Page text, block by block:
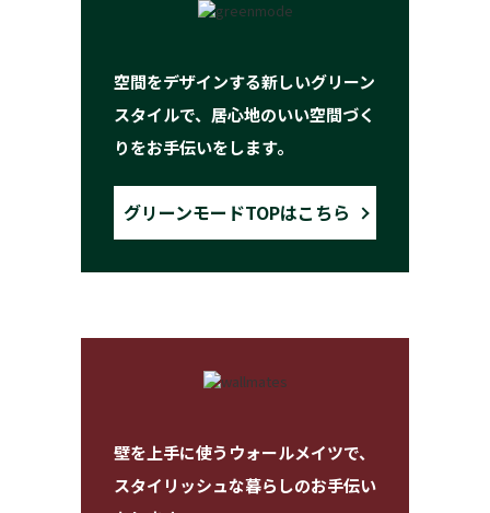
空間をデザインする新しいグリーン
スタイルで、居心地のいい空間づく
りをお手伝いをします。
グリーンモードTOPはこちら
壁を上手に使うウォールメイツで、
スタイリッシュな暮らしのお手伝い